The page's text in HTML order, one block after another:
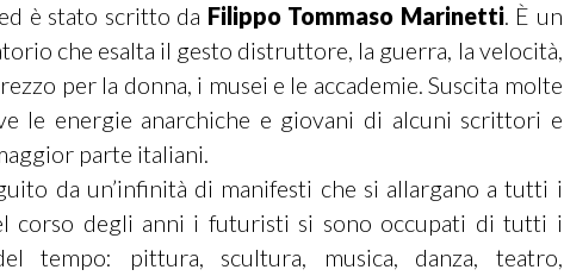
è stato scritto da Filippo Tommaso Marinetti. È un
che esalta il gesto distruttore, la guerra, la velocità,
per la donna, i musei e le accademie. Suscita molte
le energie anarchiche e giovani di alcuni scrittori e
parte italiani.
da un’infinità di manifesti che si allargano a tutti i
corso degli anni i futuristi si sono occupati di tutti i
tempo: pittura, scultura, musica, danza, teatro,